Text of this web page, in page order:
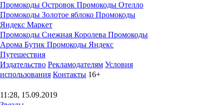
Промокоды Островок Промокоды Отелло
Промокоды Золотое яблоко Промокоды
Яндекс Маркет
Промокоды Снежная Королева Промокоды
Арома Бутик Промокоды Яндекс
Путешествия
Издательство Рекламодателям Условия
использования Контакты 16+
11:28, 15.09.2019